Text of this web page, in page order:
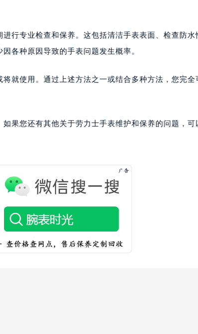
行专业检查和保养。这包括清洁手表表面、检查防水
各种原因导致的手表问题发生概率。
就使用。通过上述方法之一或结合多种方法，您完全
如果您还有其他关于劳力士手表维护和保养的问题，可